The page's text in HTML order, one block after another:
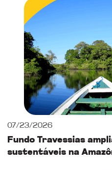
07/23/2026
Fundo Travessias
sustentáveis na